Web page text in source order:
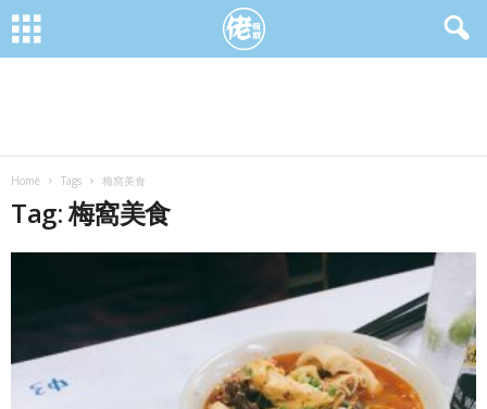
Home Tags 梅窩美食
Tag: 梅窩美食